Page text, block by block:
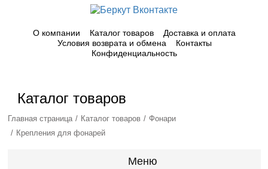
О компании Каталог товаров
Доставка и оплата
Условия возврата и обмена
Контакты
Конфиденциальность
Каталог товаров
Главная страница Каталог товаров
Фонари
Крепления для фонарей
Меню